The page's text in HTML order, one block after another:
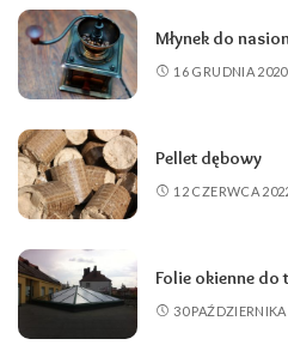
Młynek do
16 GRUDNIA 2020
Pellet dębowy
12 CZERWCA
Folie okienne
30